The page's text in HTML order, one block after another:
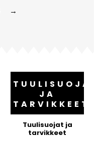
→
JA
TARVIKKEET
Tuulisuojat ja
tarvikkeet